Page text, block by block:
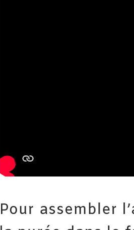
Pour assembler